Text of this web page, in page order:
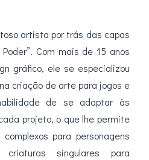
artista por trás das capas
Com mais de 15 anos
gráfico, ele se especializou
criação de arte para jogos e
de se adaptar às
projeto, o que lhe permite
para personagens
singulares para